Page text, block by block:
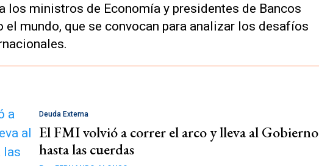
los ministros de Economía y presidentes de Bancos
el mundo, que se convocan para analizar los desafíos
Deuda Externa
El FMI volvió a correr el arco y lleva al Gobierno
hasta las cuerdas